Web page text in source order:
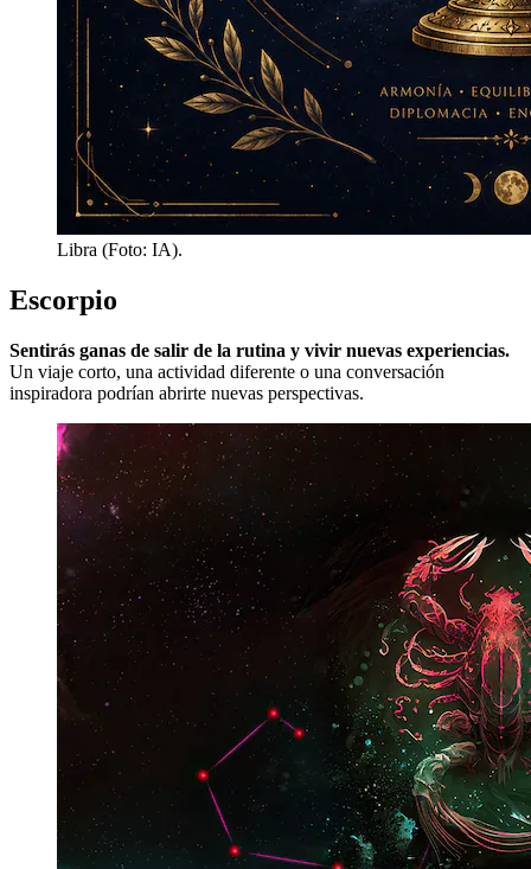
Libra (Foto: IA).
Escorpio
Sentirás ganas de salir de la rutina y vivir nuevas experiencias.
Un viaje corto, una actividad diferente o una conversación
inspiradora podrían abrirte nuevas perspectivas.